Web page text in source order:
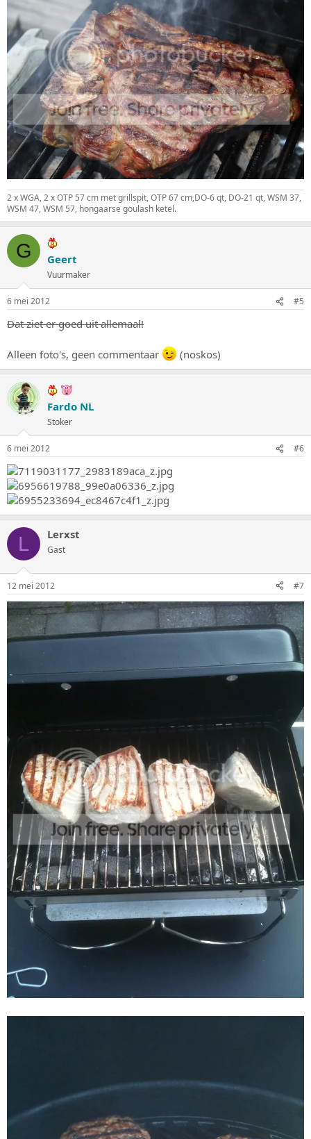
:
2 x WGA, 2 x OTP 57 cm met grillspit, OTP 67 cm,DO-6 qt, DO-21 qt, WSM 37,
WSM 47, WSM 57, hongaarse goulash ketel.
G Geert
Vuurmaker
6 mei 2012 #5
Dat ziet er goed uit allemaal!
Alleen foto's, geen commentaar (noskos)
Fardo NL
Stoker
6 mei 2012 #6
L Lerxst
Gast
12 mei 2012 #7